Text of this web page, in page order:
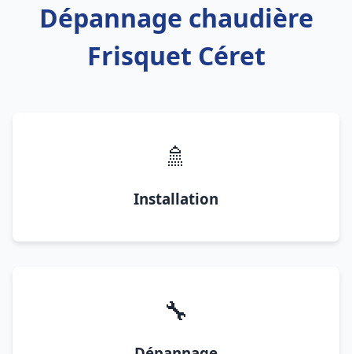
Dépannage chaudière
Frisquet Céret
🚿
Installation
🔧